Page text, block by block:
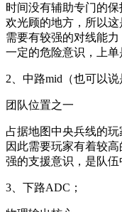
时间没有辅助专门的
欢光顾的地方，所以
需要有较强的对线能
一定的危险意识，上单
2、中路mid（也可以说
团队位置之一
占据地图中央兵线的
因此需要玩家有着较
强的支援意识，是队伍
3、下路ADC；